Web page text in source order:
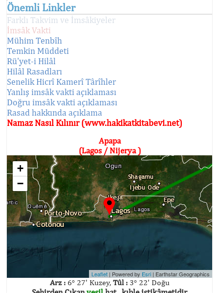
Önemli Linkler
Farklı Takvim ve İmsâkiyeler
İmsâk Vakti
Mühim Tenbîh
Temkin Müddeti
Rü'yet-i Hilâl
Hilâl Rasadları
Senelik Hicrî Kamerî Târîhler
Yanlış imsâk vakti açıklaması
Doğru imsâk vakti açıklaması
Rasad hakkında açıklama
Namaz Nasıl Kılınır (www.hakikatkitabevi.net)
Apapa
(Lagos / Nijerya )
+
−
Leaflet | Powered by Esri | Earthstar Geographics
Arz :6° 27' Kuzey, Tûl :3° 22' Doğu